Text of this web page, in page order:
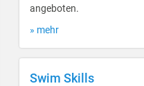
angeboten.
» mehr
Swim Skills